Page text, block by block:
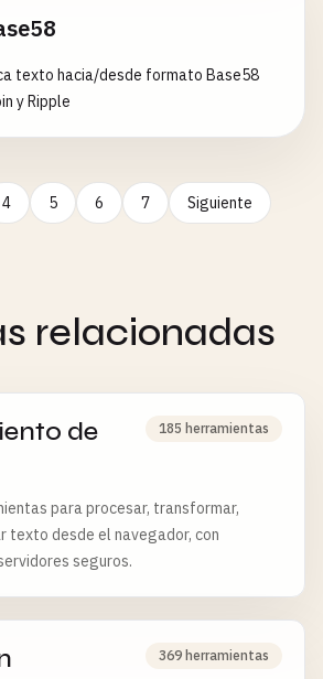
texto hacia/desde formato Base58
y Ripple
4 5 6 7 Siguiente
relacionadas
de
185 herramientas
para procesar, transformar,
texto desde el navegador, con
seguros.
369 herramientas